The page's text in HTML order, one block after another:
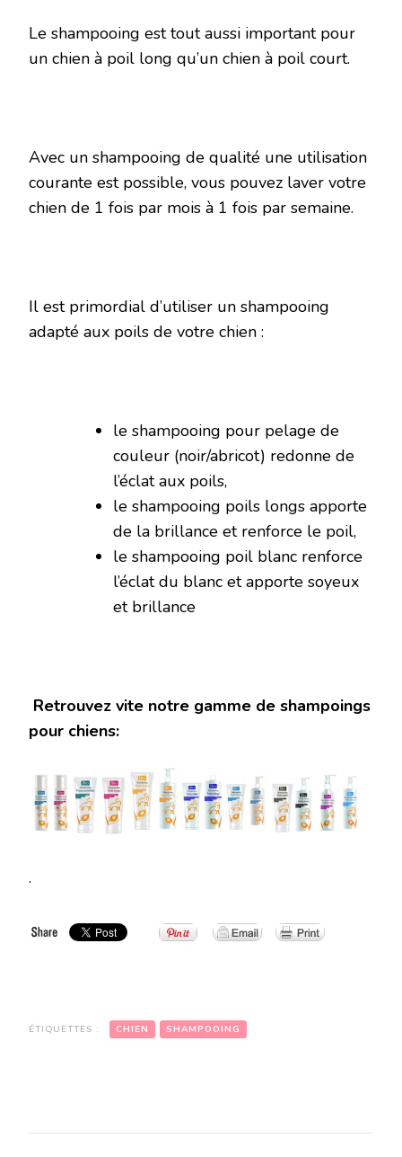
Le shampooing est tout aussi important pour
un chien à poil long qu’un chien à poil court.
Avec un shampooing de qualité une utilisation
courante est possible, vous pouvez laver votre
chien de 1 fois par mois à 1 fois par semaine.
Il est primordial d’utiliser un shampooing
adapté aux poils de votre chien :
le shampooing pour pelage de
couleur (noir/abricot) redonne de
l’éclat aux poils,
le shampooing poils longs apporte
de la brillance et renforce le poil,
le shampooing poil blanc renforce
l’éclat du blanc et apporte soyeux
et brillance
Retrouvez vite notre gamme de shampoings
pour chiens:
.
ÉTIQUETTES : CHIEN SHAMPOOING